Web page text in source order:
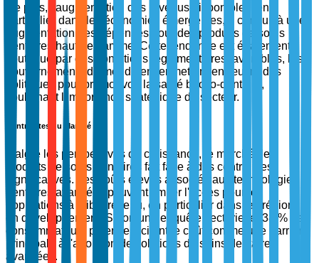
De plus, l'augmentation des revenus disponibles, en
particulier dans les économies émergentes, a conduit à une
augmentation des dépenses pour des produits de soins
dentaires haut de gamme. Cette tendance est également
soutenue par des conditions réglementaires favorables, les
gouvernements du monde entier mettant en œuvre des
politiques pour promouvoir la santé bucco-dentaire,
soulignant l'importance stratégique du secteur.
Contraintes du Marché
Malgré les perspectives de croissance, le marché des
produits de soins dentaires fait face à des contraintes
significatives. Les coûts élevés associés aux technologies
dentaires avancées peuvent limiter l'accès pour les
populations à faible revenu, en particulier dans les régions
en développement. Selon une enquête sectorielle, 38 % des
consommateurs potentiels citent le coût comme une barrière
principale à l'adoption de solutions de soins dentaires
avancées.